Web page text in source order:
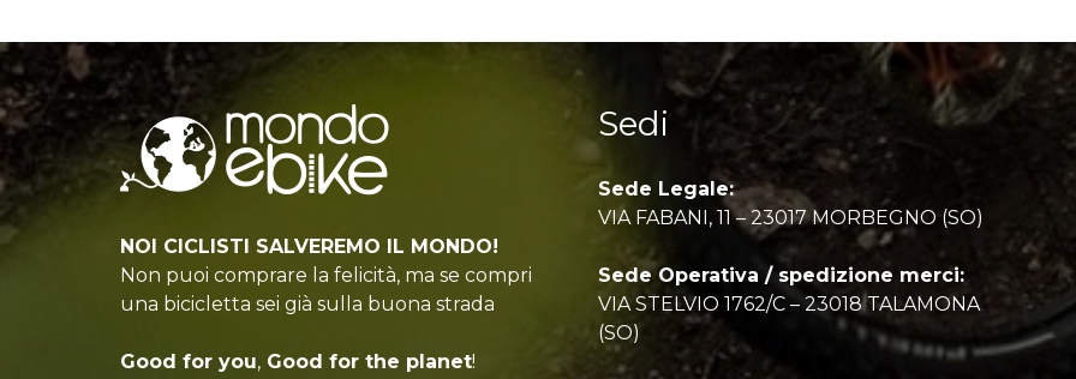
NOI CICLISTI SALVEREMO IL MONDO!
Non puoi comprare la felicità, ma se compri
una bicicletta sei già sulla buona strada
Good for you, Good for the planet!
Sedi
Sede Legale:
VIA FABANI, 11 – 23017 MORBEGNO (SO)
Sede Operativa / spedizione merci:
VIA STELVIO 1762/C – 23018 TALAMONA
(SO)